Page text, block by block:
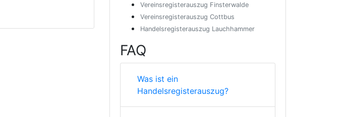
Vereinsregisterauszug Finsterwalde
Vereinsregisterauszug Cottbus
Handelsregisterauszug Lauchhammer
FAQ
Was ist ein
Handelsregisterauszug?